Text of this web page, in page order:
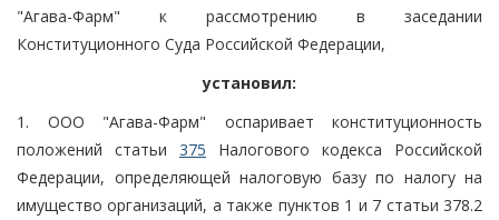
"Агава-Фарм" к рассмотрению в заседании
Конституционного Суда Российской Федерации,
установил:
1. ООО "Агава-Фарм" оспаривает конституционность
положений статьи 375 Налогового кодекса Российской
Федерации, определяющей налоговую базу по налогу на
имущество организаций, а также пунктов 1 и 7 статьи 378.2